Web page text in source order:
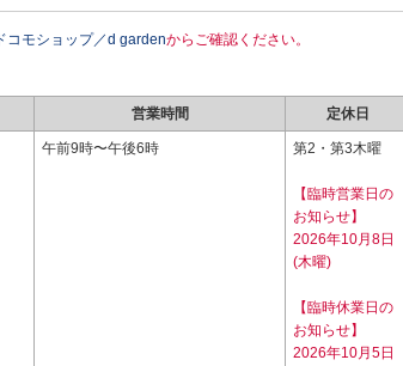
コモショップ／d gardenからご確認ください。
営業時間 定休日
午前9時〜午後6時 第2・第3木曜
【臨時営業日の
お知らせ】
2026年10月8日
(木曜)
【臨時休業日の
お知らせ】
2026年10月5日